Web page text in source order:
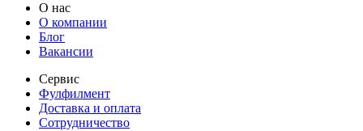
О нас
О компании
Блог
Вакансии
Сервис
Фулфилмент
Доставка и оплата
Сотрудничество